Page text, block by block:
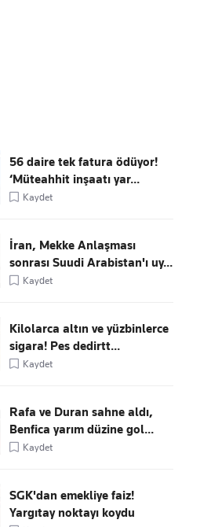
56 daire tek fatura ödüyor!
‘Müteahhit inşaatı yar...
Kaydet
İran, Mekke Anlaşması
sonrası Suudi Arabistan'ı uy...
Kaydet
Kilolarca altın ve yüzbinlerce
sigara! Pes dedirtt...
Kaydet
Rafa ve Duran sahne aldı,
Benfica yarım düzine gol...
Kaydet
SGK'dan emekliye faiz!
Yargıtay noktayı koydu